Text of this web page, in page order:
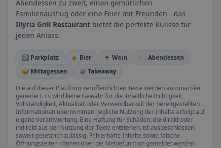
Abendessen zu zweit, einen gemütlichen
Familienausflug oder eine Feier mit Freunden - das
Illyria Grill Restaurant bietet die perfekte Kulisse für
jeden Anlass.
🅿️ Parkplatz 🍺 Bier 🍷 Wein
🍽️ Abendessen
🥪 Mittagessen
🥡 Takeaway
Die auf dieser Plattform veröffentlichten Texte werden automatisiert
generiert. Es wird keine Gewähr für die inhaltliche Richtigkeit,
Vollständigkeit, Aktualität oder Verwendbarkeit der bereitgestellten
Informationen übernommen. Jegliche Nutzung der Inhalte erfolgt auf
eigene Verantwortung. Eine Haftung für Schäden, die direkt oder
indirekt aus der Nutzung der Texte entstehen, ist ausgeschlossen,
soweit gesetzlich zulässig. Fehlerhafte Inhalte sowie falsche
Öffnungszeiten können über die Meldefunktion gemeldet werden.